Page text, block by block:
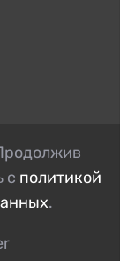
с политикой
.